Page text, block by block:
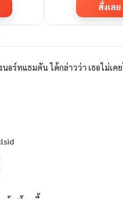
สั่งเลย
แธมตัน ได้กล่าวว่า เธอไม่เคย